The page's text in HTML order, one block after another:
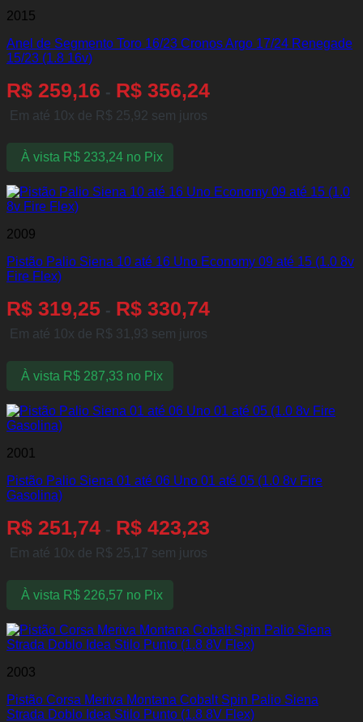
2015
Anel de Segmento Toro 16/23 Cronos Argo 17/24 Renegade
15/23 (1.8 16v)
R$ 259,16 - R$ 356,24
Em até 10x de R$ 25,92 sem juros
À vista R$233,24 no Pix
2009
Pistão Palio Siena 10 até 16 Uno Economy 09 até 15 (1.0 8v
Fire Flex)
R$ 319,25 - R$ 330,74
Em até 10x de R$ 31,93 sem juros
À vista R$287,33 no Pix
2001
Pistão Palio Siena 01 até 06 Uno 01 até 05 (1.0 8v Fire
Gasolina)
R$ 251,74 - R$ 423,23
Em até 10x de R$ 25,17 sem juros
À vista R$226,57 no Pix
2003
Pistão Corsa Meriva Montana Cobalt Spin Palio Siena
Strada Doblo Idea Stilo Punto (1.8 8V Flex)